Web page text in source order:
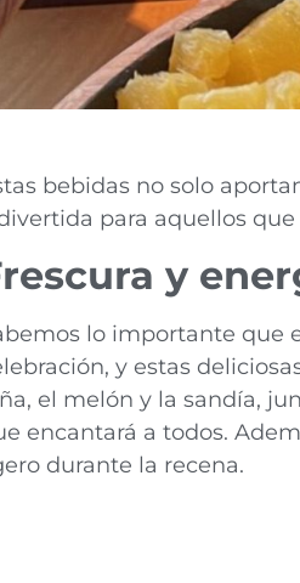
bebidas no solo
para aquellos
y
lo importante que
y estas
el melón y la sandía,
encantará a todos.
durante la recena.